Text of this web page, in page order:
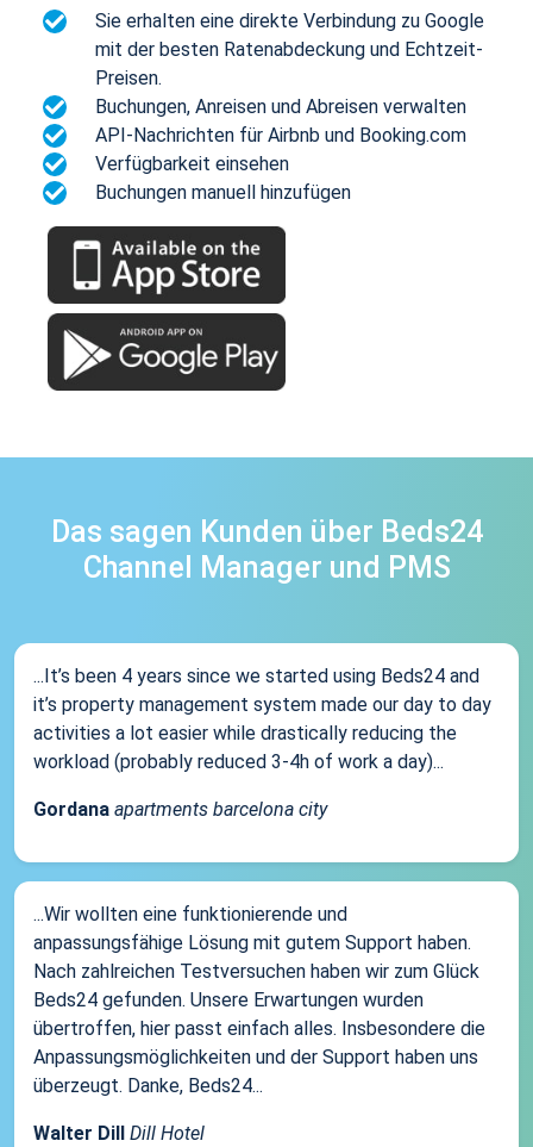
Sie erhalten eine direkte Verbindung zu Google
mit der besten Ratenabdeckung und Echtzeit-
Preisen.
Buchungen, Anreisen und Abreisen verwalten
API-Nachrichten für Airbnb und Booking.com
Verfügbarkeit einsehen
Buchungen manuell hinzufügen
Das sagen Kunden über Beds24
Channel Manager und PMS
...It’s been 4 years since we started using Beds24 and
it’s property management system made our day to day
activities a lot easier while drastically reducing the
workload (probably reduced 3-4h of work a day)...
Gordana apartments barcelona city
...Wir wollten eine funktionierende und
anpassungsfähige Lösung mit gutem Support haben.
Nach zahlreichen Testversuchen haben wir zum Glück
Beds24 gefunden. Unsere Erwartungen wurden
übertroffen, hier passt einfach alles. Insbesondere die
Anpassungsmöglichkeiten und der Support haben uns
überzeugt. Danke, Beds24...
Walter Dill Dill Hotel